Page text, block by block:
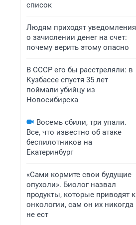
список
Людям приходят уведомления
о зачислении денег на счет:
почему верить этому опасно
В СССР его бы расстреляли: в
Кузбассе спустя 35 лет
поймали убийцу из
Новосибирска
Восемь сбили, три упали.
Все, что известно об атаке
беспилотников на
Екатеринбург
«Сами кормите свои будущие
опухоли». Биолог назвал
продукты, которые приводят к
онкологии, сам он их никогда
не ест